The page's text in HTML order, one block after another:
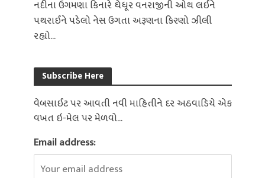
નદીના ઉગમણા કિનારે ઘેધૂર વનરાજીની ઓથ લઈને
પથરાઈને પડેલો નેસ ઉગતા અરૂણના કિરણો ઝીલી
રહ્યો...
Subscribe Here
વેબસાઈટ પર આવતી નવી માહિતીને દર અઠવાડિયે એક
વખત ઇ-મેલ પર મેળવો...
Email address: